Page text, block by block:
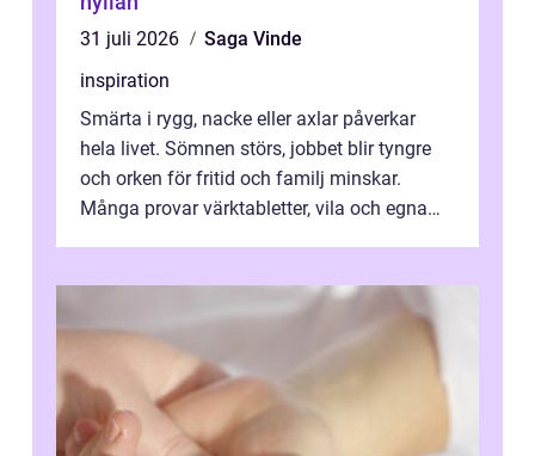
31 juli 2026
Saga Vinde
inspiration
Smärta i rygg, nacke eller axlar påverkar
hela livet. Sömnen störs, jobbet blir tyngre
och orken för fritid och familj minskar.
Många provar värktabletter, vila och egna